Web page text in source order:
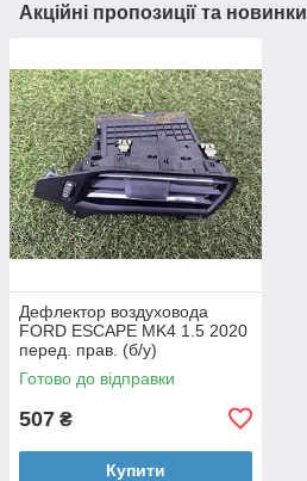
Акційні пропозиції та новинки
Дефлектор воздуховода
FORD ESCAPE MK4 1.5 2020
перед. прав. (б/у)
Готово до відправки
507 ₴
Купити